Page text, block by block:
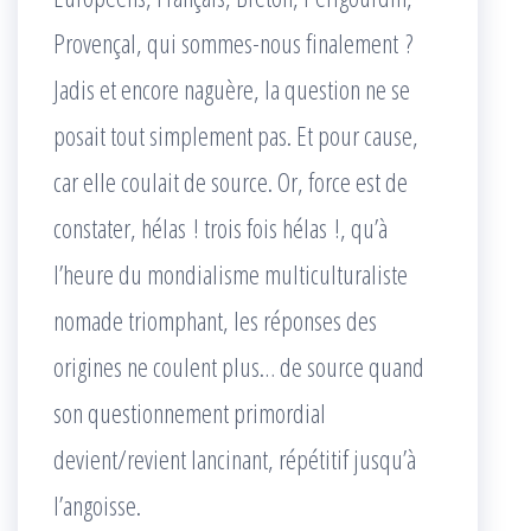
Provençal, qui sommes-nous finalement ?
Jadis et encore naguère, la question ne se
posait tout simplement pas. Et pour cause,
car elle coulait de source. Or, force est de
constater, hélas ! trois fois hélas !, qu’à
l’heure du mondialisme multiculturaliste
nomade triomphant, les réponses des
origines ne coulent plus… de source quand
son questionnement primordial
devient/revient lancinant, répétitif jusqu’à
l’angoisse.